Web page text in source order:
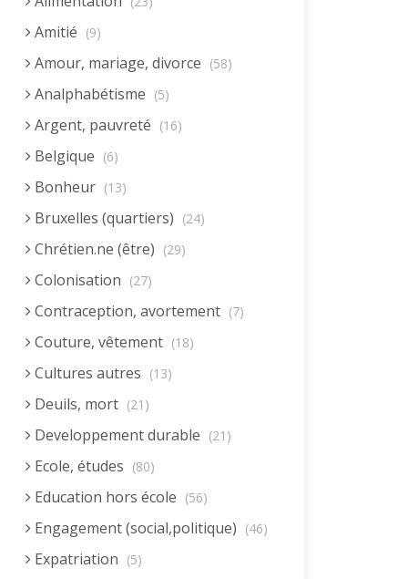
Amitié (9)
Amour, mariage, divorce (58)
Analphabétisme (5)
Argent, pauvreté (16)
Belgique (6)
Bonheur (13)
Bruxelles (quartiers) (24)
Chrétien.ne (être) (29)
Colonisation (27)
Contraception, avortement (7)
Couture, vêtement (18)
Cultures autres (13)
Deuils, mort (21)
Developpement durable (21)
Ecole, études (80)
Education hors école (56)
Engagement (social,politique) (46)
Expatriation (5)